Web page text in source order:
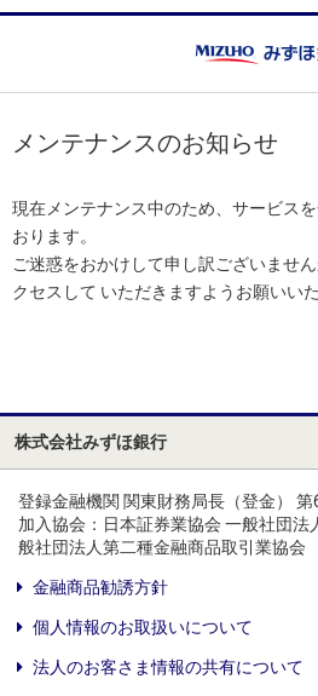
メンテナンスのお知らせ
現在メンテナンス中のため、サービス
おります。
ご迷惑をおかけして申し訳ございませ
クセスして いただきますようお願いいた
株式会社みずほ銀行
登録金融機関 関東財務局長（登金） 第
加入協会：日本証券業協会 一般社団
般社団法人第二種金融商品取引業協会
金融商品勧誘方針
個人情報のお取扱いについて
法人のお客さま情報の共有について